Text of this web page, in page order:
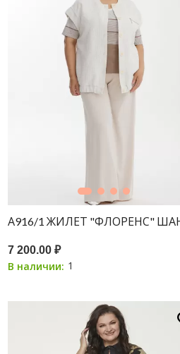
А916/1 ЖИЛЕТ "ФЛОРЕНС"
7 200.00 ₽
В наличии: 1